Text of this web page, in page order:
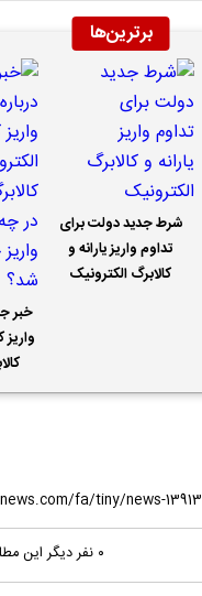
برترین‌ها
شرط جدید دولت برای
تداوم واریز یارانه و
کالابرگ الکترونیک
خبر
۰ نفر دیگر این